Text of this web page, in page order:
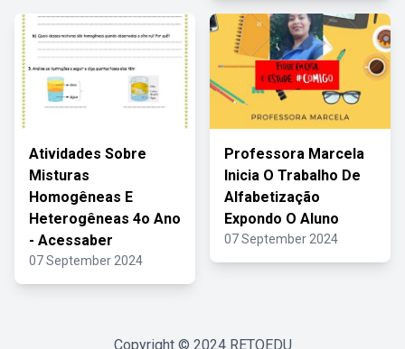
Atividades Sobre
Misturas
Homogêneas E
Heterogêneas 4o Ano
- Acessaber
07 September 2024
Professora Marcela
Inicia O Trabalho De
Alfabetização
Expondo O Aluno
07 September 2024
Copyright © 2024 RETOEDU